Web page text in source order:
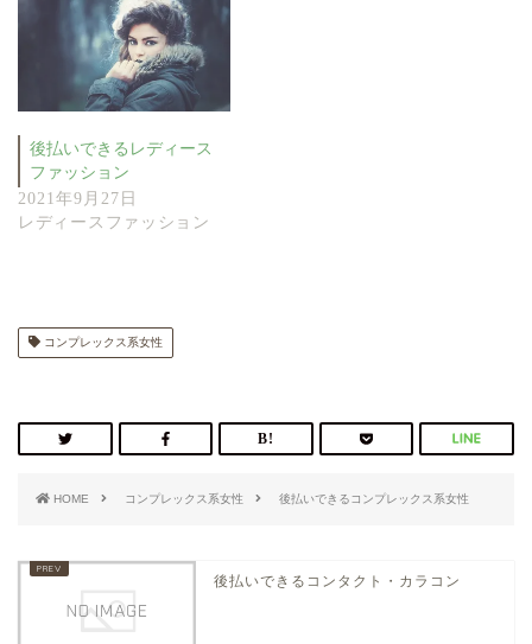
後払いできるレディース
ファッション
2021年9月27日
レディースファッション
コンプレックス系女性
HOME コンプレックス系女性 後払いできるコンプレックス系女性
後払いできるコンタクト・カラコン